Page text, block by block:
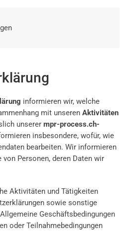
informieren wir, welche
mit unseren Aktivitäten
unserer mpr-process.ch-
insbesondere, wofür, wie
bearbeiten. Wir informieren
Personen, deren Daten wir
Aktivitäten und Tätigkeiten
sowie sonstige
Geschäftsbedingungen
oder Teilnahmebedingungen